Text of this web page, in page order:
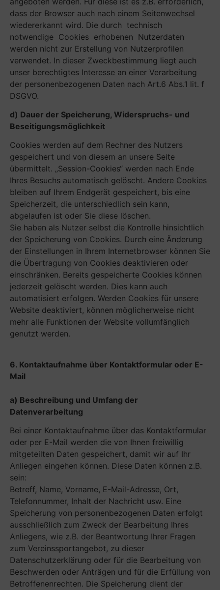
dass der Browser auch nach einem Seitenwechsel
wiedererkannt wird. Die durch technisch
notwendige Cookies erhobenen Nutzerdaten
werden nicht zur Erstellung von Nutzerprofilen
verwendet. In dieser Zweckbestimmung liegt auch
unser berechtigtes Interesse an einer Verarbeitung
der personenbezogenen Daten nach Art.6 Abs.1 lit. f
DSGVO.
d) Dauer der Speicherung, Widerspruchs- und
Beseitigungsmöglichkeit
Cookies werden auf dem Rechner des Nutzers
gespeichert und von diesem an unsere Seite
übermittelt. „Session-Cookies“ werden nach Ende
Ihres Besuchs automatisch gelöscht. Andere Cookies
bleiben auf Ihrem Endgerät gespeichert, bis eine
Speicherzeit, die unterschiedlich sein kann,
abgelaufen ist oder Sie diese löschen.
Sie haben als Nutzer selbst die Kontrolle hinsichtlich
der Speicherung von Cookies. Durch eine Änderung
der Einstellungen in Ihrem Internetbrowser können Sie
die Übertragung von Cookies deaktivieren oder
einschränken. Bereits gespeicherte Cookies können
jederzeit gelöscht werden. Dies kann auch
automatisiert erfolgen. Werden Cookies für unsere
Website deaktiviert, können möglicherweise nicht
mehr alle Funktionen der Website vollumfänglich
genutzt werden.
6. Kontaktaufnahme über Kontaktformular oder E-
Mail
a) Beschreibung und Umfang der
Datenverarbeitung
Bei einer Kontaktaufnahme über das Kontaktformular
oder per E-Mail werden die von Ihnen freiwillig
mitgeteilten Daten gespeichert, damit wir auf Ihr
Anliegen eingehen können. Diese Daten können z.B.
sein:
Betreff, Name, Vorname, E-Mail-Adresse, Ort,
Telefonnummer, Inhalt der Nachricht usw. Eine
Speicherung von personenbezogenen Daten erfolgt
ausschließlich zum Zweck der Bearbeitung Ihres
Anliegens, wie z.B. der Beantwortung Ihrer Fragen
zum Vereinssportangebot, zu dieser
Datenschutzerklärung oder für die Bearbeitung von
Beschwerden oder Anträgen und für die Erfüllung von
Betroffenenrechten. Die Speicherung dient der